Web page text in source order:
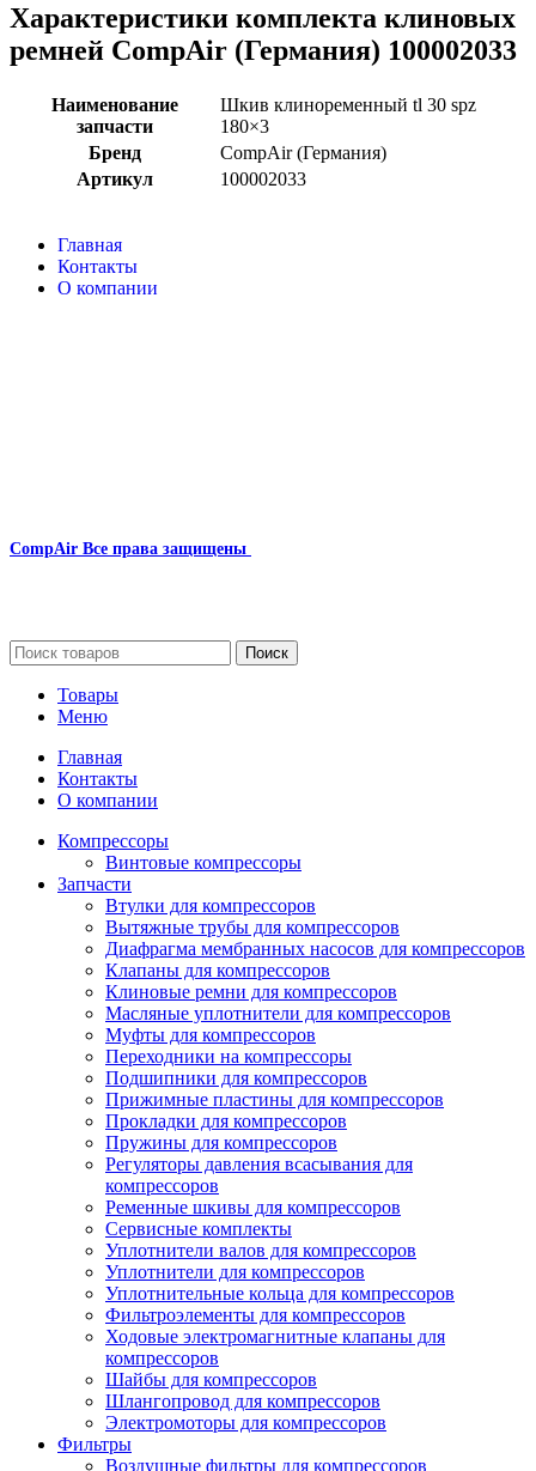
Характеристики комплекта клиновых
ремней CompAir (Германия) 100002033
Наименование
запчасти
Шкив клиноременный tl 30 spz
180×3
Бренд
CompAir (Германия)
Артикул
100002033
Главная
Контакты
О компании
CompAir Все права защищены
Поиск
Товары
Меню
Главная
Контакты
О компании
Компрессоры
Винтовые компрессоры
Запчасти
Втулки для компрессоров
Вытяжные трубы для компрессоров
Диафрагма мембранных насосов для компрессоров
Клапаны для компрессоров
Клиновые ремни для компрессоров
Масляные уплотнители для компрессоров
Муфты для компрессоров
Переходники на компрессоры
Подшипники для компрессоров
Прижимные пластины для компрессоров
Прокладки для компрессоров
Пружины для компрессоров
Регуляторы давления всасывания для
компрессоров
Ременные шкивы для компрессоров
Сервисные комплекты
Уплотнители валов для компрессоров
Уплотнители для компрессоров
Уплотнительные кольца для компрессоров
Фильтроэлементы для компрессоров
Ходовые электромагнитные клапаны для
компрессоров
Шайбы для компрессоров
Шлангопровод для компрессоров
Электромоторы для компрессоров
Фильтры
Воздушные фильтры для компрессоров